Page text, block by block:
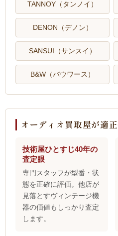
TANNOY（タンノイ）
DENON（デノン）
SANSUI（サンスイ）
B&W（バウワース）
オーディオ買取屋が適
技術屋ひとすじ40年の
査定眼
専門スタッフが型番・状
態を正確に評価。他店が
見落とすヴィンテージ機
器の価値もしっかり査定
します。